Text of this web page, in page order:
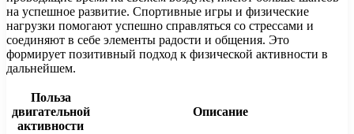
на успешное развитие. Спортивные игры и физические
нагрузки помогают успешно справляться со стрессами и
соединяют в себе элементы радости и общения. Это
формирует позитивный подход к физической активности в
дальнейшем.
Польза
двигательной
активности
Описание